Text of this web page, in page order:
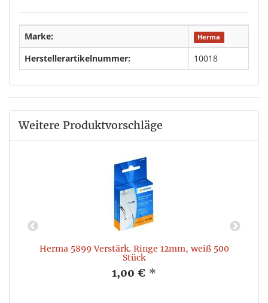
Marke: Herma
Herstellerartikelnummer: 10018
Weitere Produktvorschläge
Herma 5899 Verstärk. Ringe 12mm, weiß 500
Stück
1,00 € *